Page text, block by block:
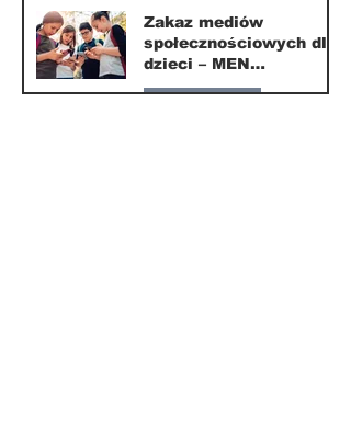
1 mar
Zakaz mediów
społecznościowych dla
dzieci – MEN
przedstawia projekt